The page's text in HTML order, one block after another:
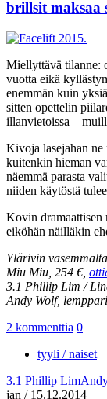
brillsit maksaa
Miellyttävä tilanne:
vuotta eikä
enemmän kuin
sitten opettelin
illanvietoissa –
Kivoja lasejahan ne
kuitenkin hieman
näemmä parasta
niiden käytöstä tulee
Kovin dramaattisen
eiköhän näilläkin
Ylärivin
Miu Miu, 254 €,
3.1 Phillip Lim /
Andy Wolf,
2 kommenttia 0
tyyli / naiset
3.1 Phillip Lim
jan / 15.12.2014